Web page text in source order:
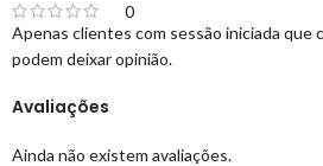
0
Avaliações
Ainda não existem avaliações.
Apenas clientes com sessão iniciada que
podem deixar opinião.